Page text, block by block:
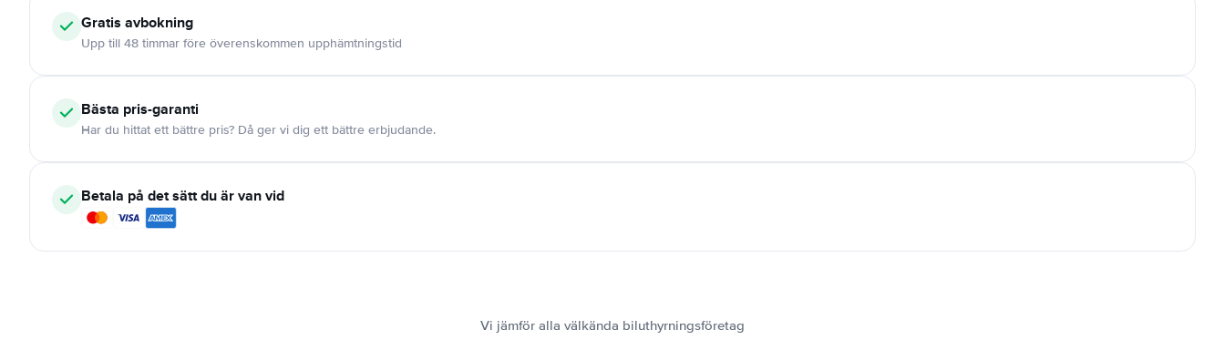
Gratis avbokning
Upp till 48 timmar före överenskommen upphämtningstid
Bästa pris-garanti
Har du hittat ett bättre pris? Då ger vi dig ett bättre erbjudande.
Betala på det sätt du är van vid
Vi jämför alla välkända biluthyrningsföretag